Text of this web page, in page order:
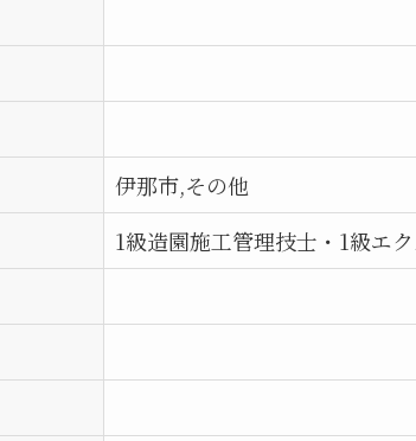
伊那市,その他
1級造園施工管理技士・1級エ